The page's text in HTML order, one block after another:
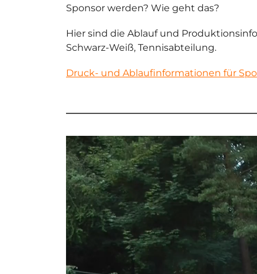
Sponsor werden? Wie geht das?
Hier sind die Ablauf und
Schwarz-Weiß, Tennisabteilung.
Druck- und Ablaufinformationen für